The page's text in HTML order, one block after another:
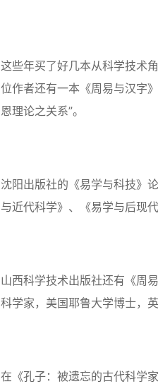
这些年买了好几本从科学技术
位作者还有一本《周易与汉字
恩理论之关系”。
沈阳出版社的《易学与科技》
与近代科学》、《易学与后现代
山西科学技术出版社还有《周
科学家，美国耶鲁大学博士，
在《孔子：被遗忘的古代科学